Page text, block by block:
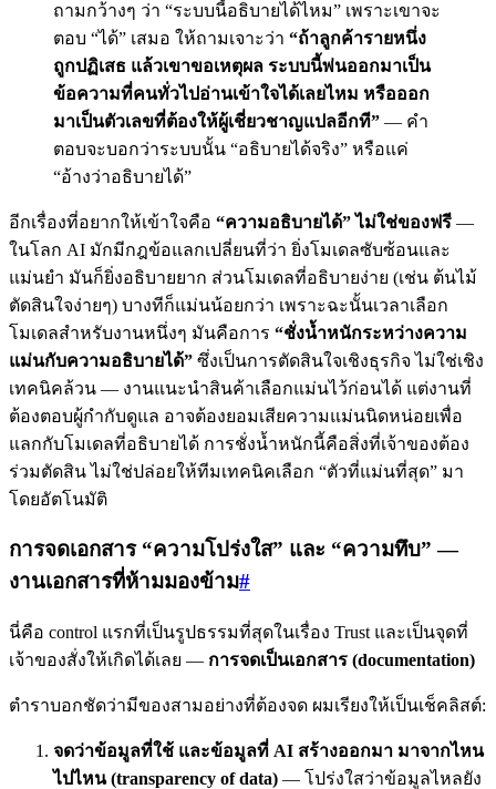
ถามกว้างๆ ว่า “ระบบนี้อธิบายได้ไหม” เพราะเขาจะ
ตอบ “ได้” เสมอ ให้ถามเจาะว่า “ถ้าลูกค้ารายหนึ่ง
ถูกปฏิเสธ แล้วเขาขอเหตุผล ระบบนี้พ่นออกมาเป็น
ข้อความที่คนทั่วไปอ่านเข้าใจได้เลยไหม หรือออก
มาเป็นตัวเลขที่ต้องให้ผู้เชี่ยวชาญแปลอีกที” — คำ
ตอบจะบอกว่าระบบนั้น “อธิบายได้จริง” หรือแค่
“อ้างว่าอธิบายได้”
อีกเรื่องที่อยากให้เข้าใจคือ “ความอธิบายได้” ไม่ใช่ของฟรี —
ในโลก AI มักมีกฎข้อแลกเปลี่ยนที่ว่า ยิ่งโมเดลซับซ้อนและ
แม่นยำ มันก็ยิ่งอธิบายยาก ส่วนโมเดลที่อธิบายง่าย (เช่น ต้นไม้
ตัดสินใจง่ายๆ) บางทีก็แม่นน้อยกว่า เพราะฉะนั้นเวลาเลือก
โมเดลสำหรับงานหนึ่งๆ มันคือการ “ชั่งน้ำหนักระหว่างความ
แม่นกับความอธิบายได้” ซึ่งเป็นการตัดสินใจเชิงธุรกิจ ไม่ใช่เชิง
เทคนิคล้วน — งานแนะนำสินค้าเลือกแม่นไว้ก่อนได้ แต่งานที่
ต้องตอบผู้กำกับดูแล อาจต้องยอมเสียความแม่นนิดหน่อยเพื่อ
แลกกับโมเดลที่อธิบายได้ การชั่งน้ำหนักนี้คือสิ่งที่เจ้าของต้อง
ร่วมตัดสิน ไม่ใช่ปล่อยให้ทีมเทคนิคเลือก “ตัวที่แม่นที่สุด” มา
โดยอัตโนมัติ
การจดเอกสาร “ความโปร่งใส” และ “ความทึบ” —
งานเอกสารที่ห้ามมองข้าม#
นี่คือ control แรกที่เป็นรูปธรรมที่สุดในเรื่อง Trust และเป็นจุดที่
เจ้าของสั่งให้เกิดได้เลย — การจดเป็นเอกสาร (documentation)
ตำราบอกชัดว่ามีของสามอย่างที่ต้องจด ผมเรียงให้เป็นเช็คลิสต์:
จดว่าข้อมูลที่ใช้ และข้อมูลที่ AI สร้างออกมา มาจากไหน
ไปไหน (transparency of data) — โปร่งใสว่าข้อมูลไหลยัง